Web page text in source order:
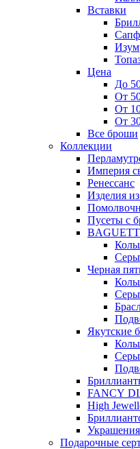
Вставки
Цена
До
От
От
От
Все броши
Коллекции
Империя
Ренессанс
Изделия из
Пусеты с
Черная
Якутские
FANCY
High
Подарочные